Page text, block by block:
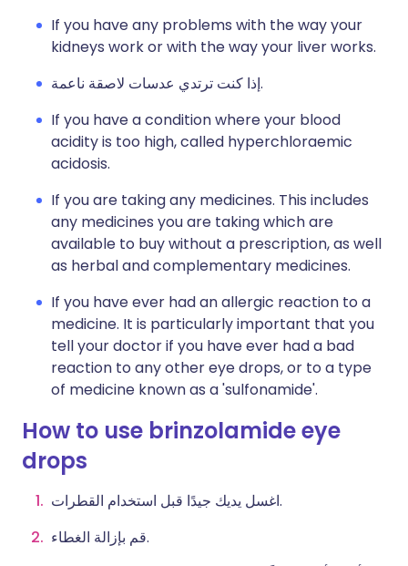
If you have any problems with the way your
kidneys work or with the way your liver works.
إذا كنت ترتدي عدسات لاصقة ناعمة.
If you have a condition where your blood
acidity is too high, called hyperchloraemic
acidosis.
If you are taking any medicines. This includes
any medicines you are taking which are
available to buy without a prescription, as well
as herbal and complementary medicines.
If you have ever had an allergic reaction to a
medicine. It is particularly important that you
tell your doctor if you have ever had a bad
reaction to any other eye drops, or to a type
of medicine known as a 'sulfonamide'.
How to use brinzolamide eye
drops
اغسل يديك جيدًا قبل استخدام القطرات.
قم بإزالة الغطاء.